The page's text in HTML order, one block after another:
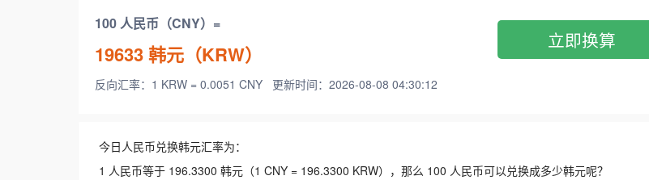
100 人民币（CNY）=
19633韩元（KRW）
反向汇率：1 KRW = 0.0051 CNY 更新时间：2026-08-08 04:30:12
立即换算
今日人民币兑换韩元汇率为：
1 人民币等于 196.3300 韩元（1 CNY = 196.3300 KRW），那么 100 人民币可以兑换成多少韩元呢？